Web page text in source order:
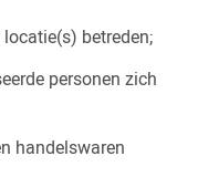
betreden;
personen zich
handelswaren